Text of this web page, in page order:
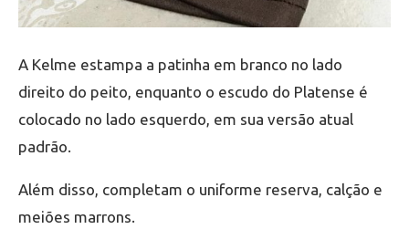
A Kelme estampa a patinha em branco no lado
direito do peito, enquanto o escudo do Platense é
colocado no lado esquerdo, em sua versão atual
padrão.
Além disso, completam o uniforme reserva, calção e
meiões marrons.